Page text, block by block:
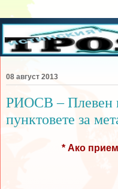
08 август 2013
РИОСВ – Плевен
пунктовете за
* Ако